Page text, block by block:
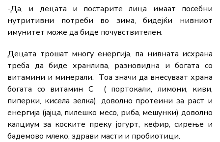
-Да, и децата и постарите лица имаат посебни
нутритивни потреби во зима, бидејќи нивниот
имунитет може да биде почувствителен.
Децата трошат многу енергија, па нивната исхрана
треба да биде хранлива, разновидна и богата со
витамини и минерали. Тоа значи да внесуваат храна
богата со витамин C ( портокали, лимони, киви,
пиперки, кисела зелка), доволно протеини за раст и
енергија (јајца, пилешко месо, риба, мешунки) доволно
калциум за коските преку јогурт, кефир, сирење и
бадемово млеко, здрави масти и пробиотици.